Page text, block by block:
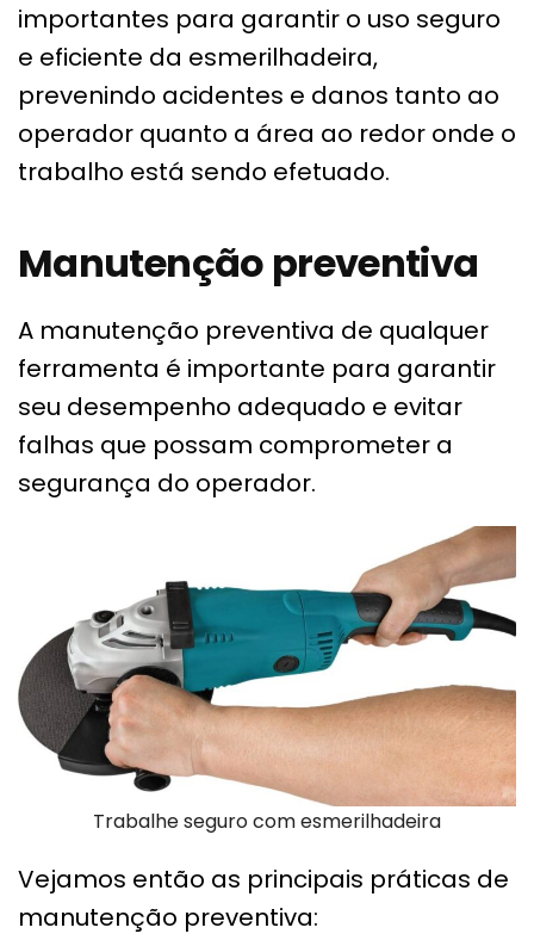
importantes para garantir o uso seguro
e eficiente da esmerilhadeira,
prevenindo acidentes e danos tanto ao
operador quanto a área ao redor onde o
trabalho está sendo efetuado.
Manutenção preventiva
A manutenção preventiva de qualquer
ferramenta é importante para garantir
seu desempenho adequado e evitar
falhas que possam comprometer a
segurança do operador.
Trabalhe seguro com esmerilhadeira
Vejamos então as principais práticas de
manutenção preventiva: